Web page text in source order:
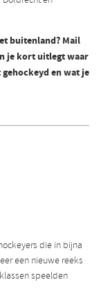
buitenland? Mail
je kort uitlegt waar
en wat je
die in bijna
een nieuwe reeks
speelden